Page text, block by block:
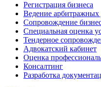
Регистрация бизнеса
Ведение арбитражных
Сопровождение
Специальная оценка
Тендерное
Адвокатский кабинет
Оценка
Консалтинг
Разработка